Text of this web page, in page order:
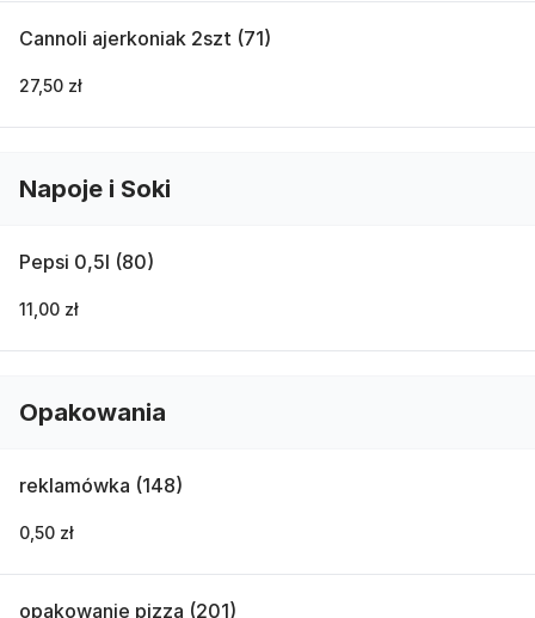
Cannoli ajerkoniak 2szt (71)
27,50 zł
Napoje i Soki
Pepsi 0,5l (80)
11,00 zł
Opakowania
reklamówka (148)
0,50 zł
opakowanie pizza (201)